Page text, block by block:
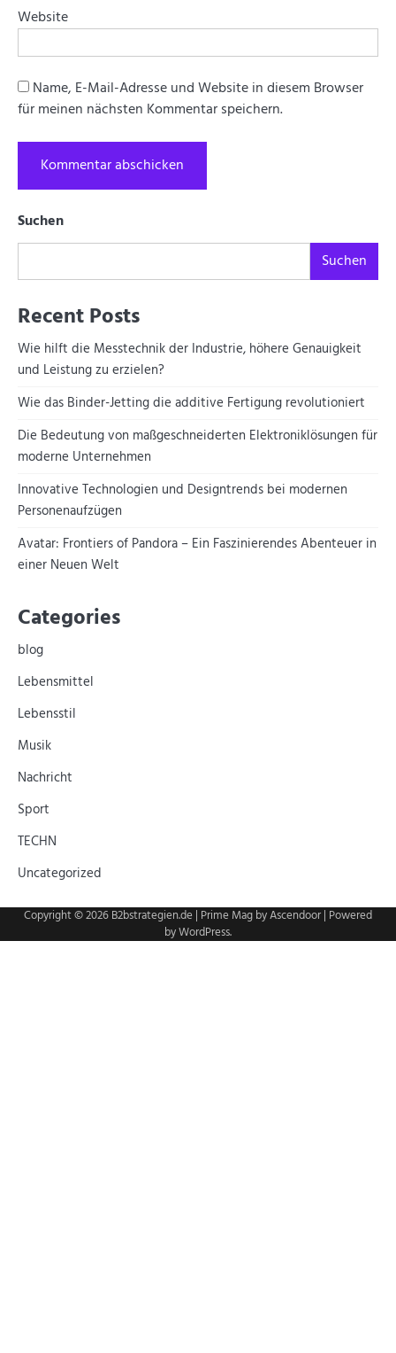
Website
Name, E-Mail-Adresse und Website in diesem Browser
für meinen nächsten Kommentar speichern.
Suchen
Suchen
Recent Posts
Wie hilft die Messtechnik der Industrie, höhere Genauigkeit
und Leistung zu erzielen?
Wie das Binder-Jetting die additive Fertigung revolutioniert
Die Bedeutung von maßgeschneiderten Elektroniklösungen für
moderne Unternehmen
Innovative Technologien und Designtrends bei modernen
Personenaufzügen
Avatar: Frontiers of Pandora – Ein Faszinierendes Abenteuer in
einer Neuen Welt
Categories
blog
Lebensmittel
Lebensstil
Musik
Nachricht
Sport
TECHN
Uncategorized
Copyright © 2026B2bstrategien.de | Prime Mag byAscendoor| Powered
byWordPress.